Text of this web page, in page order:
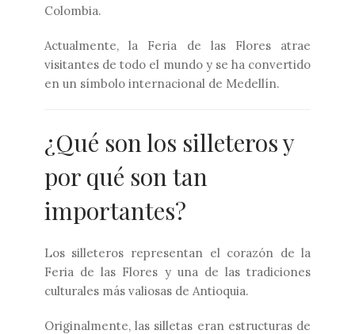
Colombia.
Actualmente, la Feria de las Flores atrae
visitantes de todo el mundo y se ha convertido
en un símbolo internacional de Medellín.
¿Qué son los silleteros y
por qué son tan
importantes?
Los silleteros representan el corazón de la
Feria de las Flores y una de las tradiciones
culturales más valiosas de Antioquia.
Originalmente, las silletas eran estructuras de